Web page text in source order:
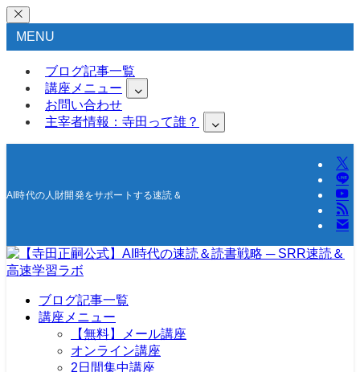
MENU
ブログ記事一覧
講座メニュー
お問い合わせ
主宰者情報：寺田って誰？
AI時代の人財開発をサポートする速読＆高速学習の研究所
ブログ記事一覧
講座メニュー
【無料】メール講座
オンライン講座
2日間集中講座